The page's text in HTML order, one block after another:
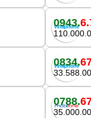
0943.
0834.
0788.